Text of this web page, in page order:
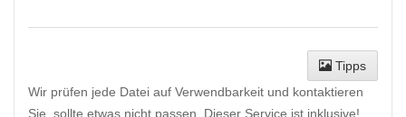
Tipps
Wir prüfen jede Datei auf Verwendbarkeit und kontaktieren
Sie, sollte etwas nicht passen. Dieser Service ist inklusive!